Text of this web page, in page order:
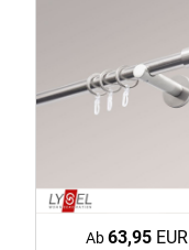
Ab63,95EUR